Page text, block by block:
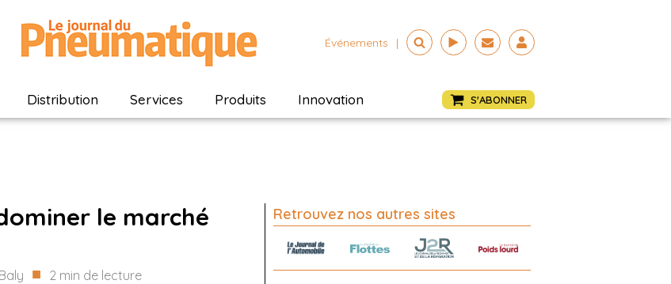
Événements |
Distribution Services Produits Innovation S'ABONNER
le marché
■ 2 min de lecture
Retrouvez nos autres sites